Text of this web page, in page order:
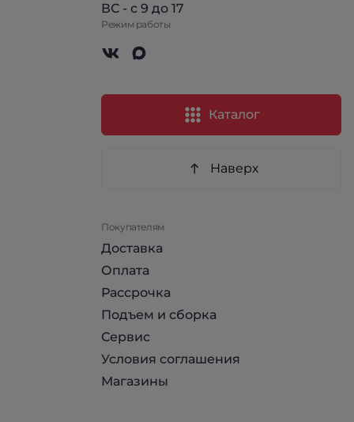
ВС - с 9 до 17
Режим работы
Каталог
Наверх
Покупателям
Доставка
Оплата
Рассрочка
Подъем и сборка
Сервис
Условия соглашения
Магазины